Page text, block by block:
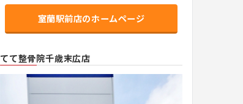
室蘭駅前店のホームページ
てて整骨院千歳末広店